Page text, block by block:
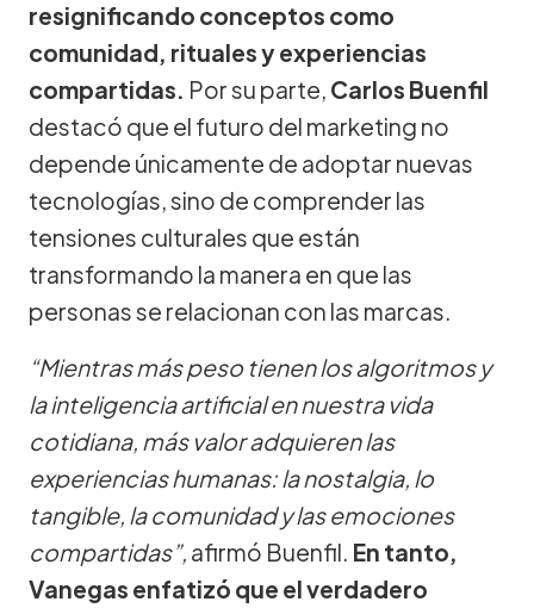
resignificando conceptos como
comunidad, rituales y experiencias
compartidas. Por su parte, Carlos Buenfil
destacó que el futuro del marketing no
depende únicamente de adoptar nuevas
tecnologías, sino de comprender las
tensiones culturales que están
transformando la manera en que las
personas se relacionan con las marcas.
“Mientras más peso tienen los algoritmos y
la inteligencia artificial en nuestra vida
cotidiana, más valor adquieren las
experiencias humanas: la nostalgia, lo
tangible, la comunidad y las emociones
compartidas”, afirmó Buenfil. En tanto,
Vanegas enfatizó que el verdadero